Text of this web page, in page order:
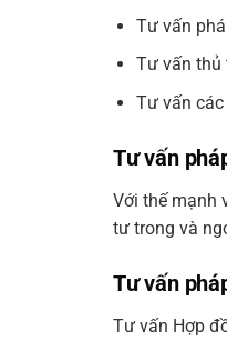
Tư vấn
Tư vấn thủ
Tư vấn
Tư vấn
Với thế mạnh
tư trong và
Tư vấn
Tư vấn Hợp